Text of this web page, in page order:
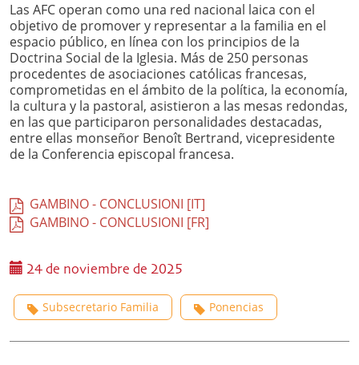
Las AFC operan como una red nacional laica con el
objetivo de promover y representar a la familia en el
espacio público, en línea con los principios de la
Doctrina Social de la Iglesia. Más de 250 personas
procedentes de asociaciones católicas francesas,
comprometidas en el ámbito de la política, la economía,
la cultura y la pastoral, asistieron a las mesas redondas,
en las que participaron personalidades destacadas,
entre ellas monseñor Benoît Bertrand, vicepresidente
de la Conferencia episcopal francesa.
GAMBINO - CONCLUSIONI [IT]
GAMBINO - CONCLUSIONI [FR]
24 de noviembre de 2025
Subsecretario Familia Ponencias